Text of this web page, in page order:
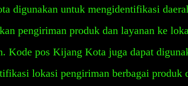
digunakan untuk mengidentifikasi
pengiriman produk dan layanan ke
Kode pos Kijang Kota juga dapat
lokasi pengiriman berbagai produk